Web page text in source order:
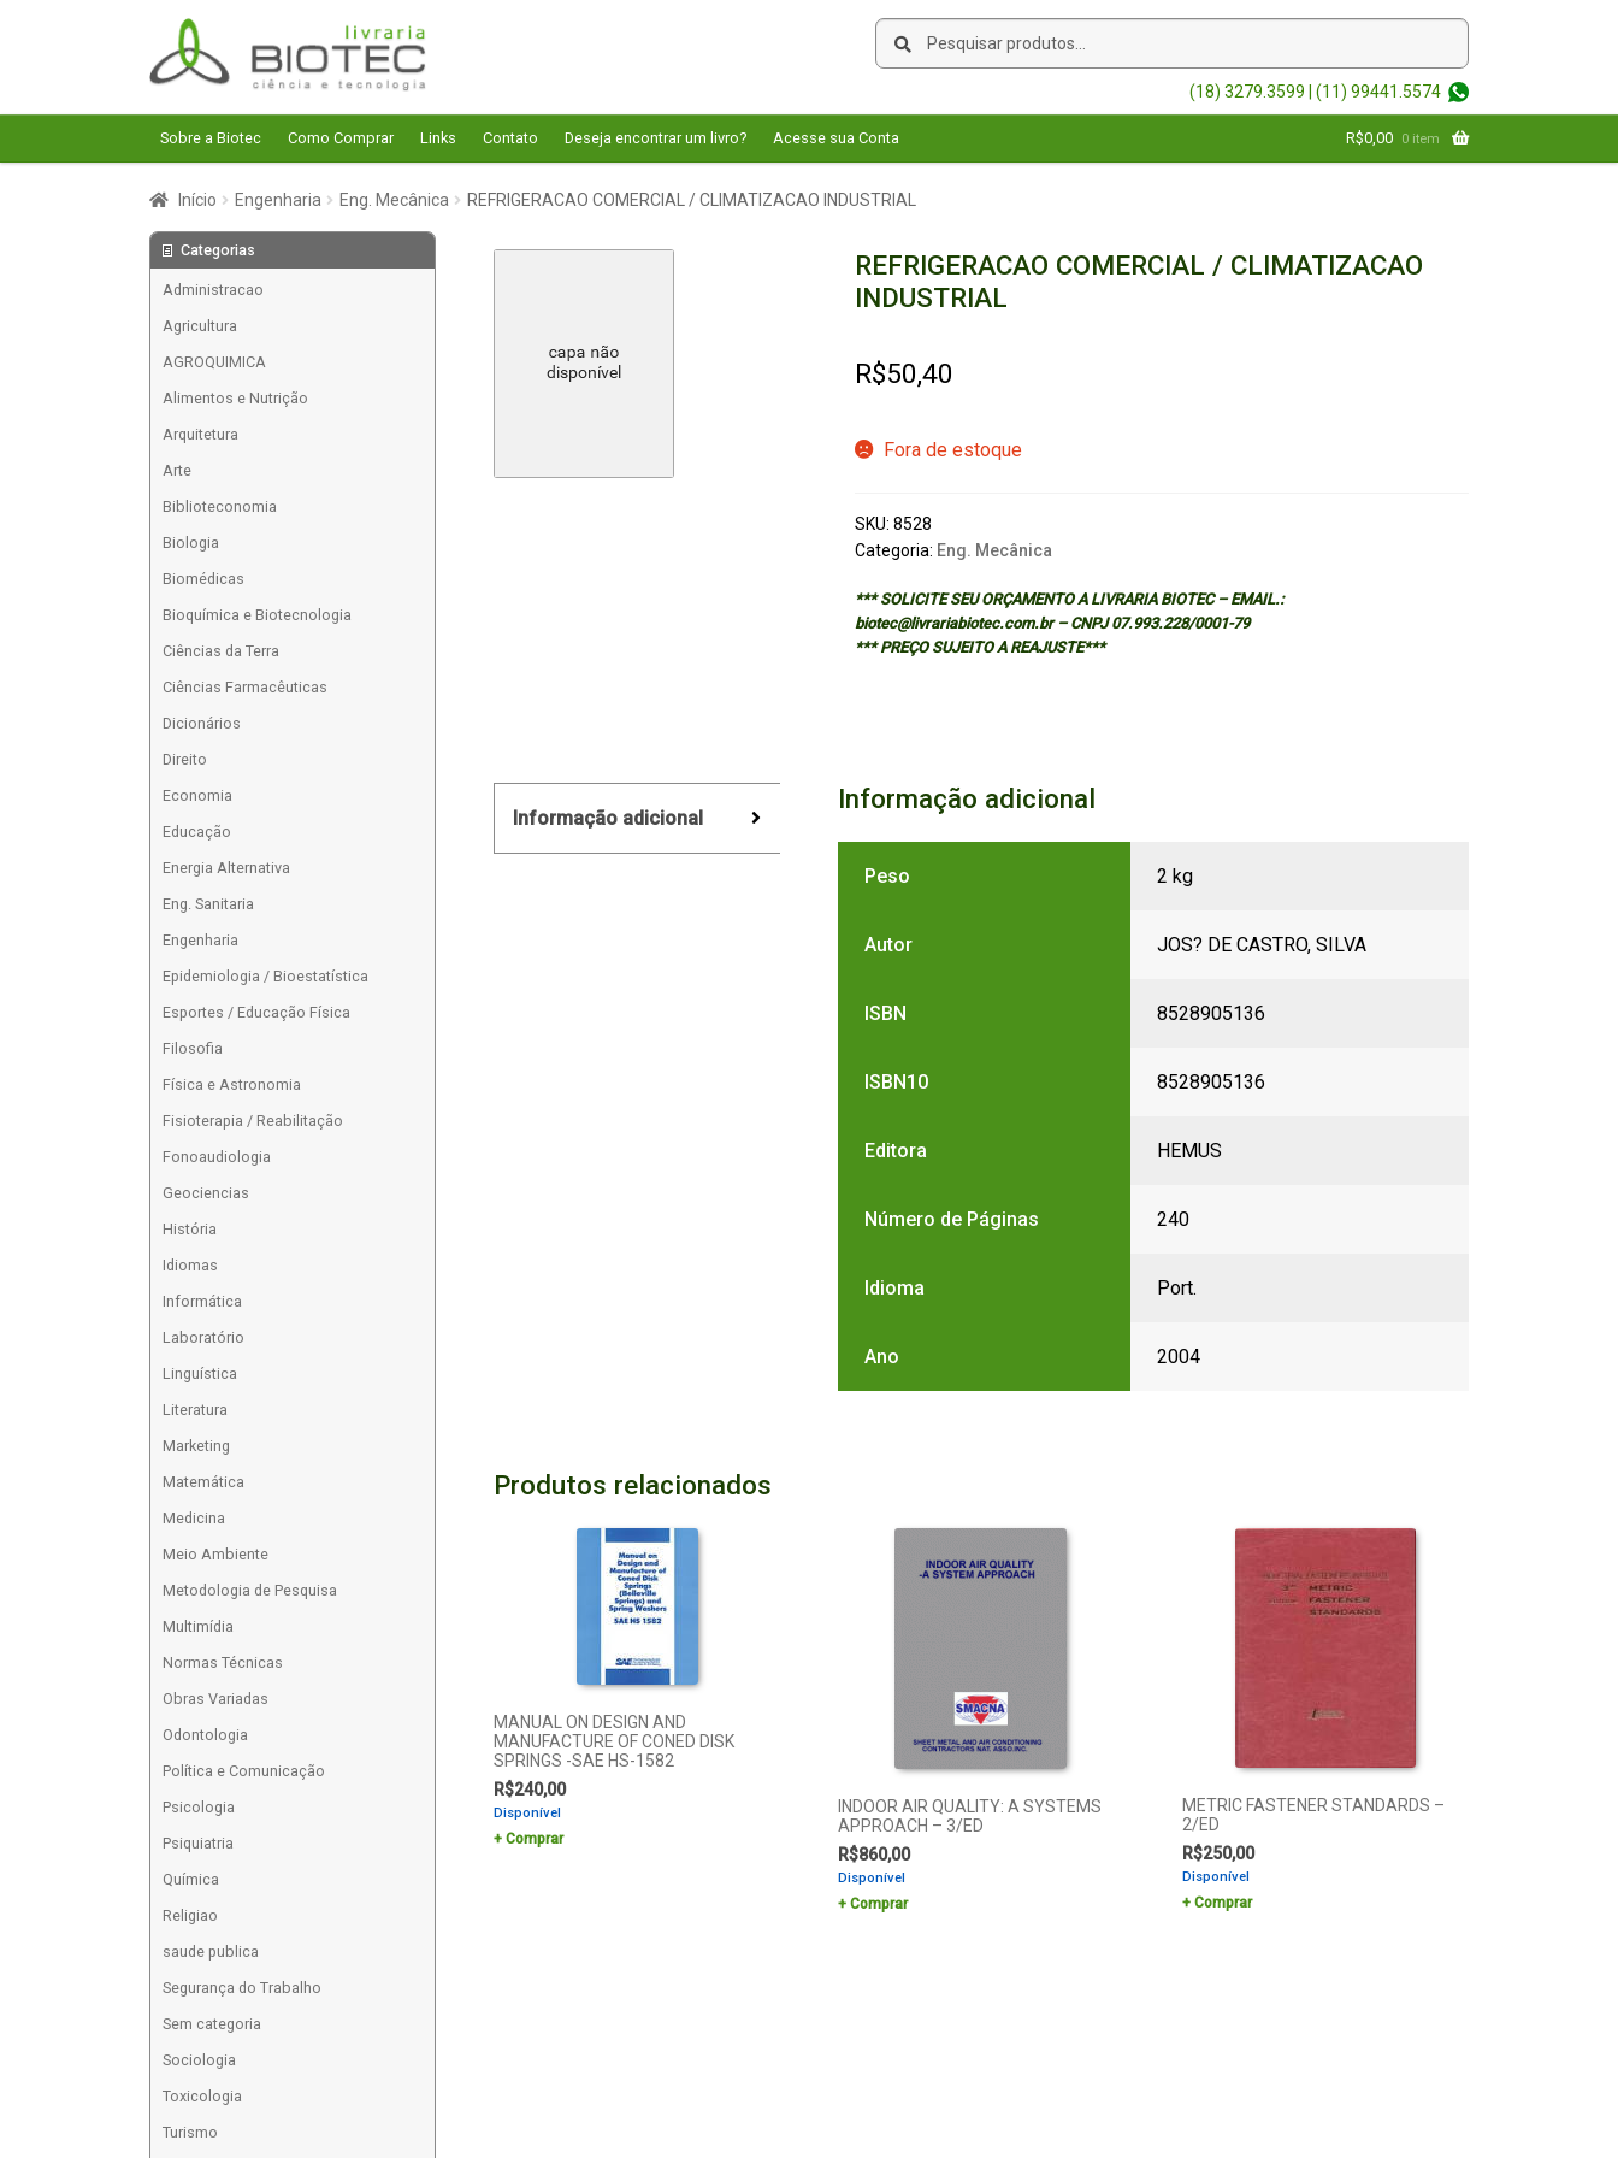
Pular
para
navegação
Pular
para
o
conteúdo
Pesquisar
Pesquisar
(18) 3279.3599 | (11) 99441.5574
Sobre a Biotec Como Comprar Links Contato Deseja encontrar um livro? Acesse sua Conta R$0,00 0 item
Início Engenharia Eng. Mecânica REFRIGERACAO COMERCIAL / CLIMATIZACAO INDUSTRIAL
REFRIGERACAO COMERCIAL / CLIMATIZACAO
INDUSTRIAL
R$50,40
Fora de estoque
SKU: 8528
Categoria: Eng. Mecânica
*** SOLICITE SEU ORÇAMENTO A LIVRARIA BIOTEC – EMAIL.:
biotec@livrariabiotec.com.br – CNPJ 07.993.228/0001-79
*** PREÇO SUJEITO A REAJUSTE***
Informação adicional
Informação adicional
Peso 2 kg
Autor JOS? DE CASTRO, SILVA
ISBN 8528905136
ISBN10 8528905136
Editora HEMUS
Número de Páginas 240
Idioma Port.
Ano 2004
Produtos relacionados
MANUAL ON DESIGN AND
MANUFACTURE OF CONED DISK
SPRINGS -SAE HS-1582
R$240,00
Disponível
Comprar
INDOOR AIR QUALITY: A SYSTEMS
APPROACH – 3/ED
R$860,00
Disponível
Comprar
METRIC FASTENER STANDARDS –
2/ED
R$250,00
Disponível
Comprar
Categorias
Administracao
Agricultura
AGROQUIMICA
Alimentos e Nutrição
Arquitetura
Arte
Biblioteconomia
Biologia
Biomédicas
Bioquímica e Biotecnologia
Ciências da Terra
Ciências Farmacêuticas
Dicionários
Direito
Economia
Educação
Energia Alternativa
Eng. Sanitaria
Engenharia
Epidemiologia / Bioestatística
Esportes / Educação Física
Filosofia
Física e Astronomia
Fisioterapia / Reabilitação
Fonoaudiologia
Geociencias
História
Idiomas
Informática
Laboratório
Linguística
Literatura
Marketing
Matemática
Medicina
Meio Ambiente
Metodologia de Pesquisa
Multimídia
Normas Técnicas
Obras Variadas
Odontologia
Política e Comunicação
Psicologia
Psiquiatria
Química
Religiao
saude publica
Segurança do Trabalho
Sem categoria
Sociologia
Toxicologia
Turismo